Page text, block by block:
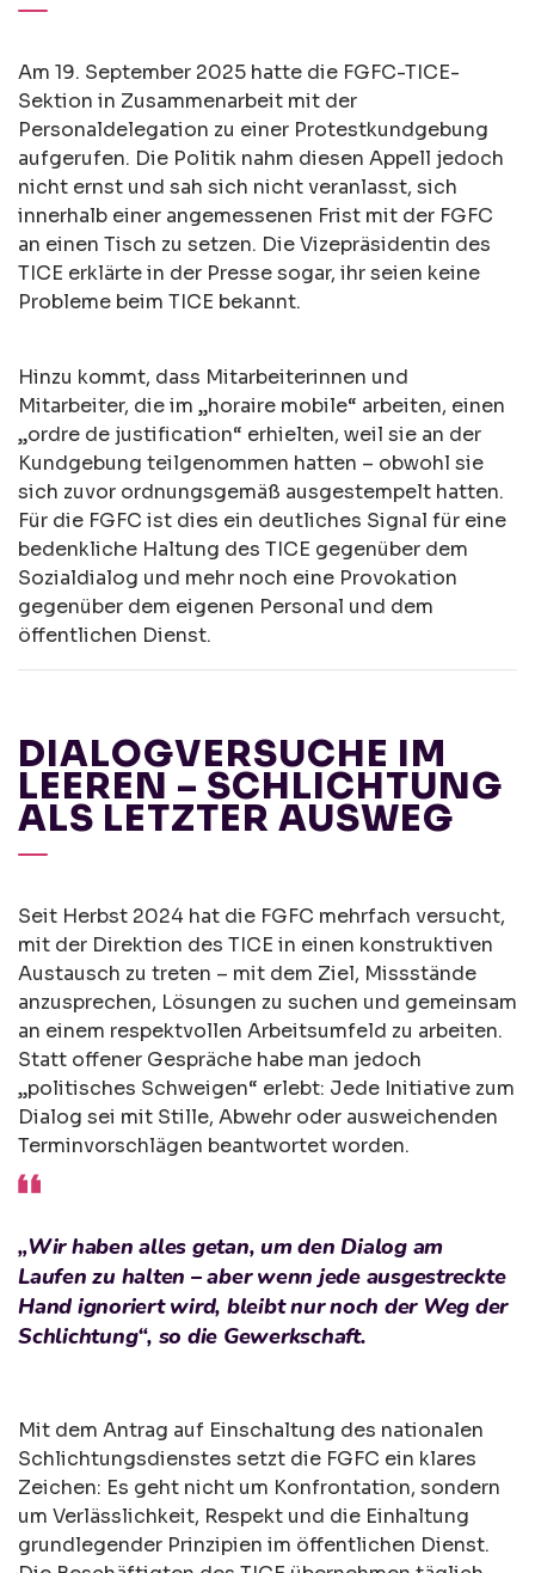
Am 19. September 2025 hatte die FGFC-TICE-
Sektion in Zusammenarbeit mit der
Personaldelegation zu einer Protestkundgebung
aufgerufen. Die Politik nahm diesen Appell jedoch
nicht ernst und sah sich nicht veranlasst, sich
innerhalb einer angemessenen Frist mit der FGFC
an einen Tisch zu setzen. Die Vizepräsidentin des
TICE erklärte in der Presse sogar, ihr seien keine
Probleme beim TICE bekannt.
Hinzu kommt, dass Mitarbeiterinnen und
Mitarbeiter, die im „horaire mobile“ arbeiten, einen
„ordre de justification“ erhielten, weil sie an der
Kundgebung teilgenommen hatten – obwohl sie
sich zuvor ordnungsgemäß ausgestempelt hatten.
Für die FGFC ist dies ein deutliches Signal für eine
bedenkliche Haltung des TICE gegenüber dem
Sozialdialog und mehr noch eine Provokation
gegenüber dem eigenen Personal und dem
öffentlichen Dienst.
DIALOGVERSUCHE IM
LEEREN – SCHLICHTUNG
ALS LETZTER AUSWEG
Seit Herbst 2024 hat die FGFC mehrfach versucht,
mit der Direktion des TICE in einen konstruktiven
Austausch zu treten – mit dem Ziel, Missstände
anzusprechen, Lösungen zu suchen und gemeinsam
an einem respektvollen Arbeitsumfeld zu arbeiten.
Statt offener Gespräche habe man jedoch
„politisches Schweigen“ erlebt: Jede Initiative zum
Dialog sei mit Stille, Abwehr oder ausweichenden
Terminvorschlägen beantwortet worden.
„Wir haben alles getan, um den Dialog am
Laufen zu halten – aber wenn jede ausgestreckte
Hand ignoriert wird, bleibt nur noch der Weg der
Schlichtung“, so die Gewerkschaft.
Mit dem Antrag auf Einschaltung des nationalen
Schlichtungsdienstes setzt die FGFC ein klares
Zeichen: Es geht nicht um Konfrontation, sondern
um Verlässlichkeit, Respekt und die Einhaltung
grundlegender Prinzipien im öffentlichen Dienst.